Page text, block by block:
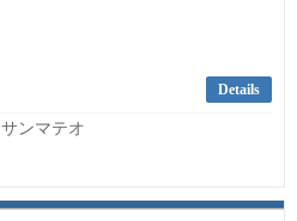
Details
サンマテオ